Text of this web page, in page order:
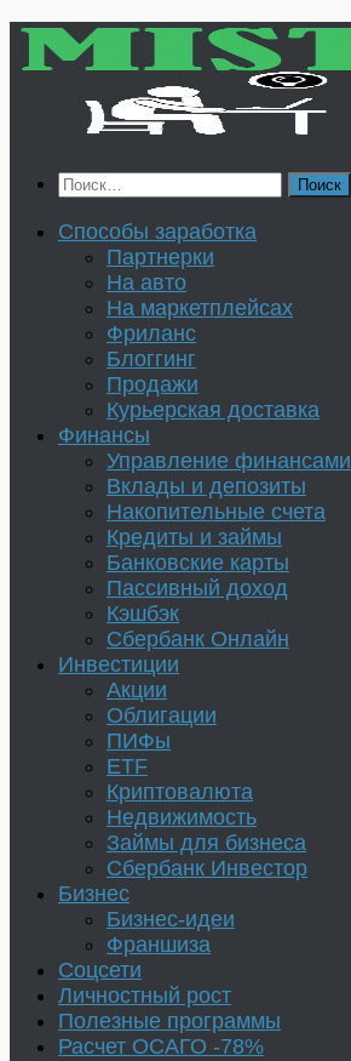
Перейти
Найти:
Способы заработка
Партнерки
На авто
На маркетплейсах
Фриланс
Блоггинг
Продажи
Курьерская доставка
Финансы
Управление финансами
Вклады и депозиты
Накопительные счета
Кредиты и займы
Банковские карты
Пассивный доход
Кэшбэк
Сбербанк Онлайн
Инвестиции
Акции
Облигации
ПИФы
ETF
Криптовалюта
Недвижимость
Займы для бизнеса
Сбербанк Инвестор
Бизнес
Бизнес-идеи
Франшиза
Соцсети
Личностный рост
Полезные программы
Расчет ОСАГО -78%